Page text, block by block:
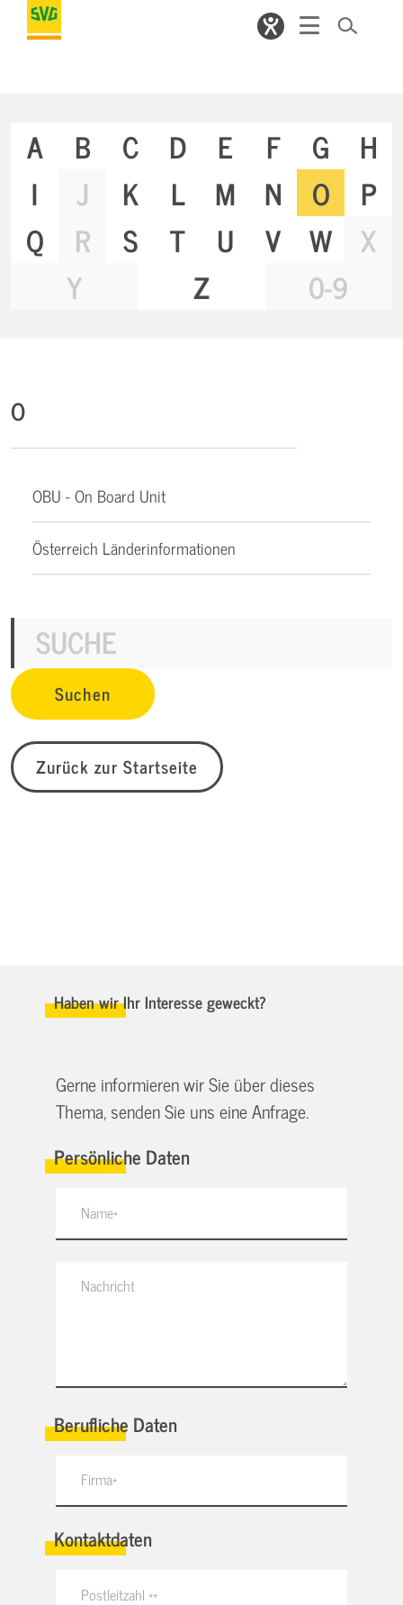
A B C D E F G
H
I
J K L M N O
P
Q
R S T U V W
X
Y
Z 0-9
O
OBU - On Board Unit
Österreich Länderinformationen
Zurück zur Startseite
Haben wir Ihr Interesse geweckt?
Gerne informieren wir Sie über dieses
Thema, senden Sie uns eine Anfrage.
Persönliche Daten
Berufliche Daten
Kontaktdaten